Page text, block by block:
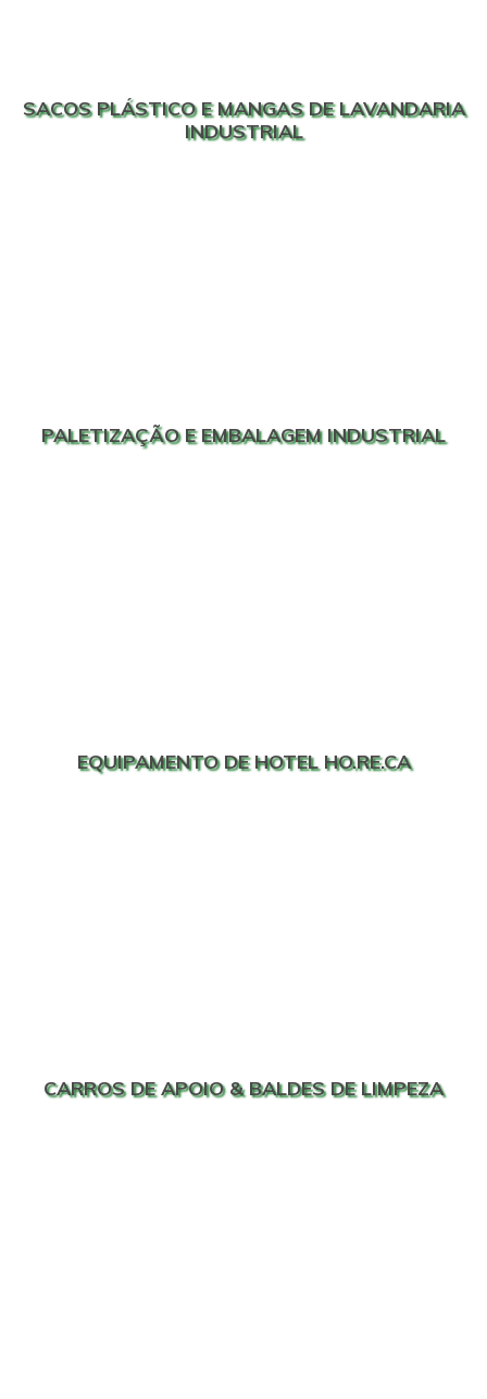
SACOS PLÁSTICO E MANGAS DE LAVANDARIA
INDUSTRIAL
PALETIZAÇÃO E EMBALAGEM INDUSTRIAL
EQUIPAMENTO DE HOTEL HO.RE.CA
CARROS DE APOIO & BALDES DE LIMPEZA